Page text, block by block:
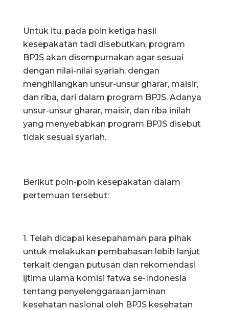
Untuk itu, pada poin ketiga hasil
kesepakatan tadi disebutkan, program
BPJS akan disempurnakan agar sesuai
dengan nilai-nilai syariah, dengan
menghilangkan unsur-unsur gharar, maisir,
dan riba, dari dalam program BPJS. Adanya
unsur-unsur gharar, maisir, dan riba inilah
yang menyebabkan program BPJS disebut
tidak sesuai syariah.
Berikut poin-poin kesepakatan dalam
pertemuan tersebut:
1. Telah dicapai kesepahaman para pihak
untuk melakukan pembahasan lebih lanjut
terkait dengan putusan dan rekomendasi
ijtima ulama komisi fatwa se-Indonesia
tentang penyelenggaraan jaminan
kesehatan nasional oleh BPJS kesehatan